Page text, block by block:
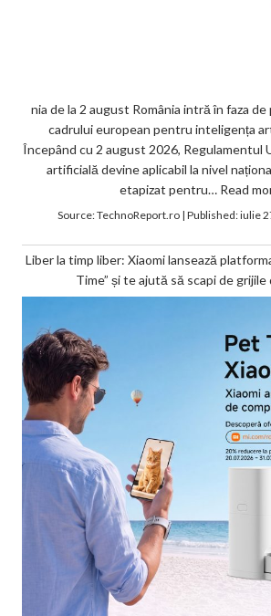
nia de la 2 august România intră în faza de
cadrului european pentru inteligența
Începând cu 2 august 2026, Regulamentul
artificială devine aplicabil la nivel
etapizat pentru… Read
Source:TechnoReport.ro| Published:iulie
Liber la timp liber: Xiaomi lansează
Time” și te ajută să scapi de grijile